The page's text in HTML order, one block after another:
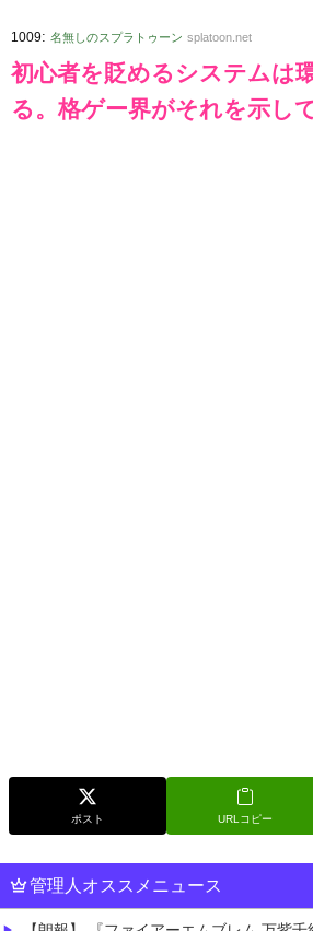
1009: 名無しのスプラトゥーン splatoon.net
初心者を貶めるシステムは
る。格ゲー界がそれを示し
ポスト URLコピー
管理人オススメニュース